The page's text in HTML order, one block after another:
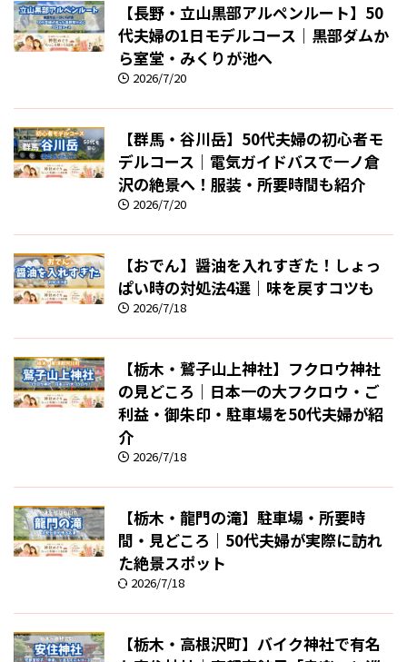
【長野・立山黒部アルペンルート】50
代夫婦の1日モデルコース｜黒部ダムか
ら室堂・みくりが池へ
2026/7/20
【群馬・谷川岳】50代夫婦の初心者モ
デルコース｜電気ガイドバスで一ノ倉
沢の絶景へ！服装・所要時間も紹介
2026/7/20
【おでん】醤油を入れすぎた！しょっ
ぱい時の対処法4選｜味を戻すコツも
2026/7/18
【栃木・鷲子山上神社】フクロウ神社
の見どころ｜日本一の大フクロウ・ご
利益・御朱印・駐車場を50代夫婦が紹
介
2026/7/18
【栃木・龍門の滝】駐車場・所要時
間・見どころ｜50代夫婦が実際に訪れ
た絶景スポット
2026/7/18
【栃木・高根沢町】バイク神社で有名